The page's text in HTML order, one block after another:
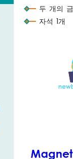
두 개의
자석 1개